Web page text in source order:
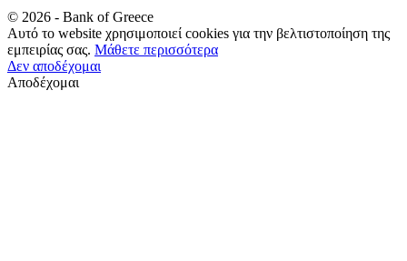
© 2026 - Bank of Greece
Αυτό το website χρησιμοποιεί cookies για την βελτιστοποίηση της
εμπειρίας σας. Μάθετε περισσότερα
Δεν αποδέχομαι
Αποδέχομαι